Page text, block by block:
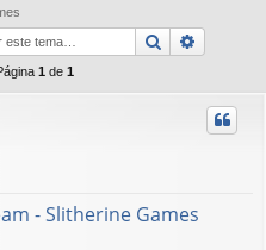
Buscar
1 de 1
- Slitherine Games